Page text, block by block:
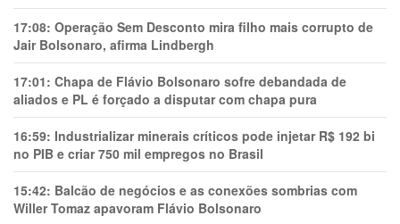
17:08: Operação Sem Desconto mira filho mais corrupto de
Jair Bolsonaro, afirma Lindbergh
17:01: Chapa de Flávio Bolsonaro sofre debandada de
aliados e PL é forçado a disputar com chapa pura
16:59: Industrializar minerais críticos pode injetar R$ 192 bi
no PIB e criar 750 mil empregos no Brasil
15:42: Balcão de negócios e as conexões sombrias com
Willer Tomaz apavoram Flávio Bolsonaro